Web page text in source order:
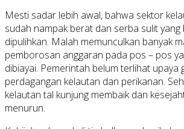
Mesti sadar lebih awal, bahwa sektor
sudah nampak berat dan serba sulit yang
dipulihkan. Malah memunculkan banyak
pemborosan anggaran pada pos – pos
dibiayai. Pemerintah belum terlihat upaya
perdagangan kelautan dan perikanan.
kelautan tal kunjung membaik dan
menurun.